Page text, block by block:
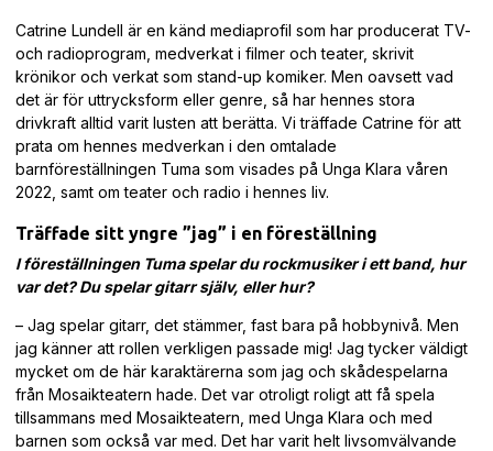
Catrine Lundell är en känd mediaprofil som har producerat TV-
och radioprogram, medverkat i filmer och teater, skrivit
krönikor och verkat som stand-up komiker. Men oavsett vad
det är för uttrycksform eller genre, så har hennes stora
drivkraft alltid varit lusten att berätta. Vi träffade Catrine för att
prata om hennes medverkan i den omtalade
barnföreställningen Tuma som visades på Unga Klara våren
2022, samt om teater och radio i hennes liv.
Träffade sitt yngre ”jag” i en föreställning
I föreställningen Tuma spelar du rockmusiker i ett band, hur
var det? Du spelar gitarr själv, eller hur?
– Jag spelar gitarr, det stämmer, fast bara på hobbynivå. Men
jag känner att rollen verkligen passade mig! Jag tycker väldigt
mycket om de här karaktärerna som jag och skådespelarna
från Mosaikteatern hade. Det var otroligt roligt att få spela
tillsammans med Mosaikteatern, med Unga Klara och med
barnen som också var med. Det har varit helt livsomvälvande